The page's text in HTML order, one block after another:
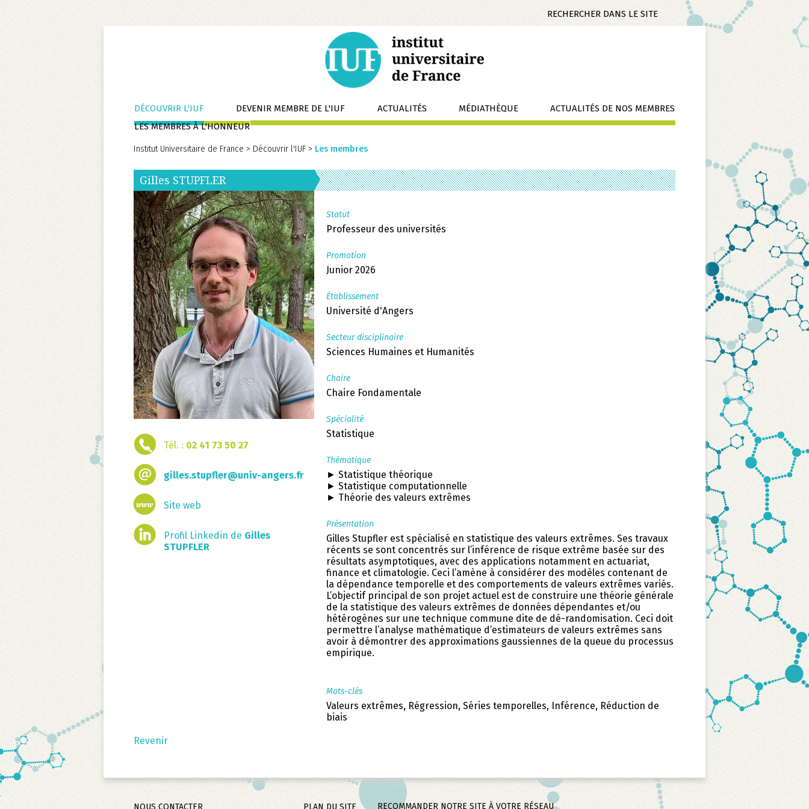
Mots-
Aller
au
contenu
DÉCOUVRIR L'IUF DEVENIR MEMBRE DE L'IUF ACTUALITÉS MÉDIATHÈQUE
ACTUALITÉS DE NOS MEMBRES
LES MEMBRES À L'HONNEUR
Institut Universitaire de France > Découvrir l'IUF > Les membres
Gilles STUPFLER
Tél. : 02 41 73 50 27
gilles.stupfler@univ-angers.fr
Site web
Profil Linkedin de Gilles
STUPFLER
Statut
Professeur des universités
Promotion
Junior 2026
Établissement
Université d'Angers
Secteur disciplinaire
Sciences Humaines et Humanités
Chaire
Chaire Fondamentale
Spécialité
Statistique
Thématique
► Statistique théorique
► Statistique computationnelle
► Théorie des valeurs extrêmes
Présentation
Gilles Stupfler est spécialisé en statistique des valeurs extrêmes. Ses travaux
récents se sont concentrés sur l’inférence de risque extrême basée sur des
résultats asymptotiques, avec des applications notamment en actuariat,
finance et climatologie. Ceci l’amène à considérer des modèles contenant de
la dépendance temporelle et des comportements de valeurs extrêmes variés.
L’objectif principal de son projet actuel est de construire une théorie générale
de la statistique des valeurs extrêmes de données dépendantes et/ou
hétérogènes sur une technique commune dite de dé-randomisation. Ceci doit
permettre l’analyse mathématique d’estimateurs de valeurs extrêmes sans
avoir à démontrer des approximations gaussiennes de la queue du processus
empirique.
Mots-clés
Valeurs extrêmes, Régression, Séries temporelles, Inférence, Réduction de
biais
Revenir
NOUS CONTACTER PLAN DU SITE RECOMMANDER NOTRE SITE À VOTRE RÉSEAU